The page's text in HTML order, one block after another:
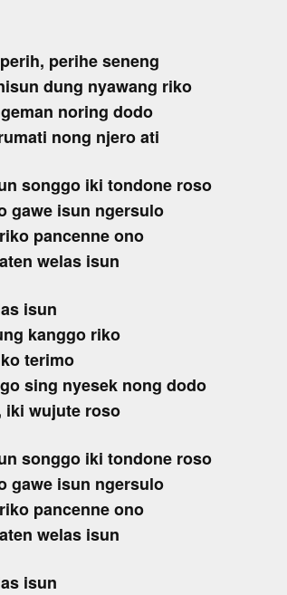
perihe seneng
dung nyawang riko
noring dodo
nong njero ati
songgo iki tondone roso
gawe isun ngersulo
pancenne ono
welas isun
isun
kanggo riko
terimo
sing nyesek nong dodo
iki wujute roso
songgo iki tondone roso
gawe isun ngersulo
pancenne ono
welas isun
isun